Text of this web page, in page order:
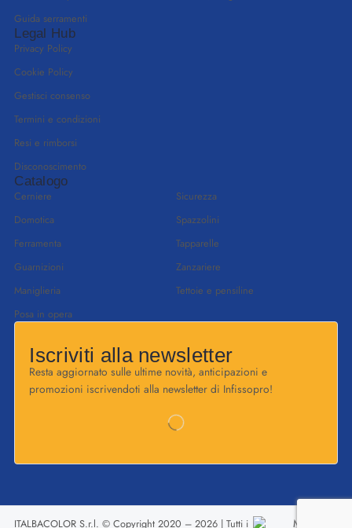
Guida serramenti
Legal Hub
Privacy Policy
Cookie Policy
Gestisci consenso
Termini e condizioni
Resi e rimborsi
Disconoscimento
Catalogo
Cerniere
Domotica
Ferramenta
Guarnizioni
Maniglieria
Posa in opera
Sicurezza
Spazzolini
Tapparelle
Zanzariere
Tettoie e pensiline
Iscriviti alla newsletter
Resta aggiornato sulle ultime novità, anticipazioni e
promozioni iscrivendoti alla newsletter di Infissopro!
ITALBACOLOR S.r.l. © Copyright 2020 – 2026 | Tutti i